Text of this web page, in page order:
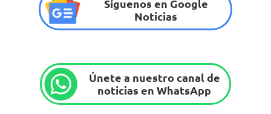
Síguenos en Google
Noticias
Únete a nuestro canal de
noticias en WhatsApp